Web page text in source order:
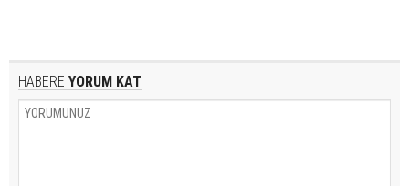
HABERE YORUM KAT